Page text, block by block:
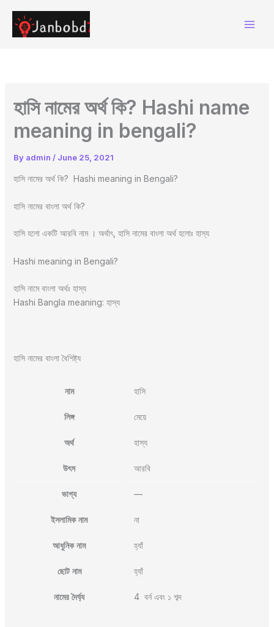
content
হাসি নামের অর্থ কি? Hashi name
meaning in bengali?
By admin / June 25, 2021
হাসি নামের অর্থ কি? Hashi meaning in Bengali?
হাসি নামের বাংলা অর্থ কি?
হাসি হলো একটি আরবি নাম । অর্থাৎ, হাসি নামের বাংলা অর্থ হলোঃ হাস্য
Hashi meaning in Bengali?
হাসি নামে বাংলা অর্থঃ হাস্য
Hashi Bangla meaning: হাস্য
হাসি নামের বাংলা বৈশিষ্ট্য
নাম হাসি
লিঙ্গ মেয়ে
অর্থ হাস্য
উৎস আরবি
ভাগ্য —
ইসলামিক নাম না
আধুনিক নাম হ্যাঁ
ছোট নাম হ্যাঁ
নামের দৈর্ঘ্য 4 বর্ন এবং ১ শব্দ